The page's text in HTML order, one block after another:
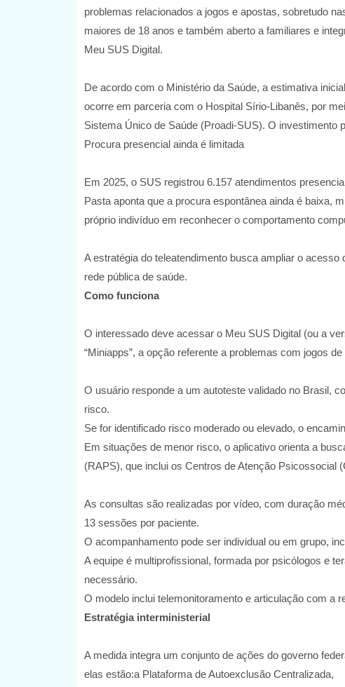
problemas relacionados a jogos e apostas, sobretudo
maiores de 18 anos e também aberto a familiares e
Meu SUS Digital.
De acordo com o Ministério da Saúde, a estimativa
ocorre em parceria com o Hospital Sírio-Libanês, por
Sistema Único de Saúde (Proadi-SUS). O investimento
Procura presencial ainda é limitada
Em 2025, o SUS registrou 6.157 atendimentos
Pasta aponta que a procura espontânea ainda é baixa,
próprio indivíduo em reconhecer o comportamento
A estratégia do teleatendimento busca ampliar o
rede pública de saúde.
Como funciona
O interessado deve acessar o Meu SUS Digital (ou a
“Miniapps”, a opção referente a problemas com jogos
O usuário responde a um autoteste validado no Brasil,
risco.
Se for identificado risco moderado ou elevado, o
Em situações de menor risco, o aplicativo orienta a
(RAPS), que inclui os Centros de Atenção Psicossocial
As consultas são realizadas por vídeo, com duração
13 sessões por paciente.
O acompanhamento pode ser individual ou em grupo,
A equipe é multiprofissional, formada por psicólogos e
necessário.
O modelo inclui telemonitoramento e articulação com a
Estratégia interministerial
A medida integra um conjunto de ações do governo
elas estão:a Plataforma de Autoexclusão Centralizada,